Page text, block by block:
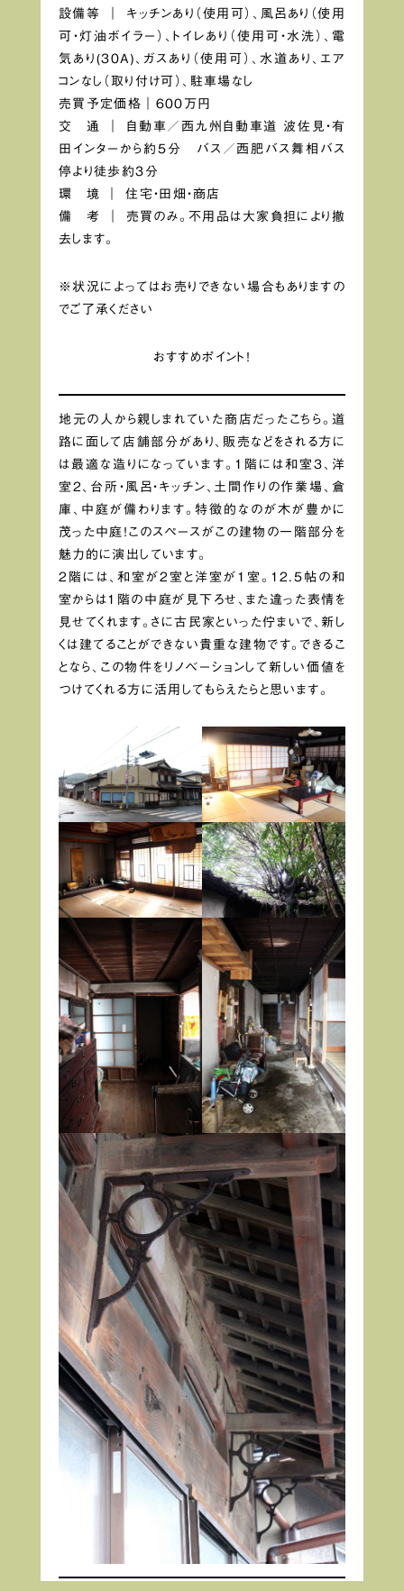
設備等 ｜ キッチンあり（使用可）、風呂あり（使用
可・灯油ボイラー）、トイレあり（使用可・水洗）、電
気あり(30A)、ガスあり（使用可）、水道あり、エア
コンなし（取り付け可）、駐車場なし
売買予定価格｜600万円
交 通 ｜ 自動車／西九州自動車道 波佐見・有
田インターから約5分 バス／西肥バス舞相バス
停より徒歩約3分
環 境 ｜ 住宅・田畑・商店
備 考 ｜ 売買のみ。不用品は大家負担により撤
去します。
※状況によってはお売りできない場合もありますの
でご了承ください
おすすめポイント！
地元の人から親しまれていた商店だったこちら。道
路に面して店舗部分があり、販売などをされる方に
は最適な造りになっています。1階には和室3、洋
室2、台所・風呂・キッチン、土間作りの作業場、倉
庫、中庭が備わります。特徴的なのが木が豊かに
茂った中庭！このスペースがこの建物の一階部分を
魅力的に演出しています。
2階には、和室が2室と洋室が1室。12.5帖の和
室からは1階の中庭が見下ろせ、また違った表情を
見せてくれます。さに古民家といった佇まいで、新し
くは建てることができない貴重な建物です。できるこ
となら、この物件をリノベーションして新しい価値を
つけてくれる方に活用してもらえたらと思います。